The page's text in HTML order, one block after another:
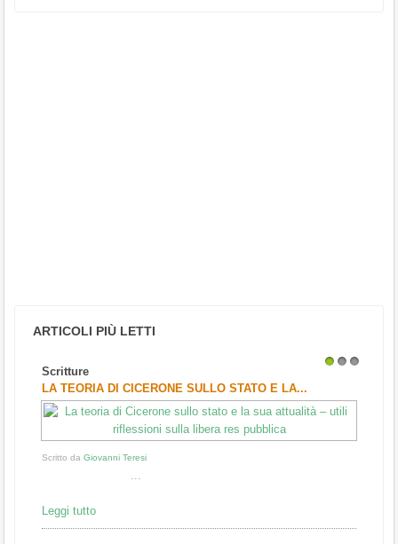
ARTICOLI PIÙ LETTI
Scritture
LA TEORIA DI CICERONE SULLO STATO E LA...
Scritto da Giovanni Teresi
...
Leggi tutto